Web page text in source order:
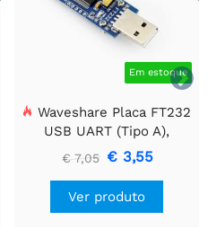

Em estoque
Waveshare Placa FT232
USB UART (Tipo A),
Módulo de Comunicação
USB Para TTL (UART)
€ 7,05 € 3,55
Ver produto